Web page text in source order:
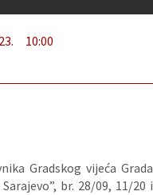
10:00
Gradskog vijeća Grada
br. 28/09, 11/20 i